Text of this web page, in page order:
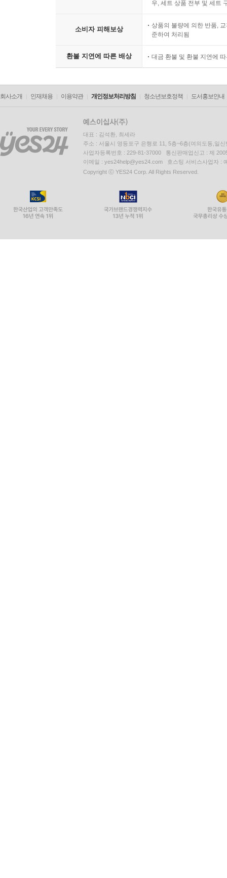
우, 세트 상품 전부 및 세트
소비자 피해보상
상품의 불량에 의한 반품,
준하여 처리됨
환불 지연에 따른 배상 대금 환불 및 환불 지연에
회사소개 인재채용 이용약관 개인정보처리방침 청소년보호정책 도서홍보안내
대표 : 김석환, 최세라
주소 : 서울시 영등포구 은행로 11, 5층~6층(여의도동,일신
사업자등록번호 : 229-81-37000 통신판매업신고 : 제
이메일 : yes24help@yes24.com 호스팅 서비스사업자 :
Copyright ⓒ YES24 Corp. All Rights Reserved.